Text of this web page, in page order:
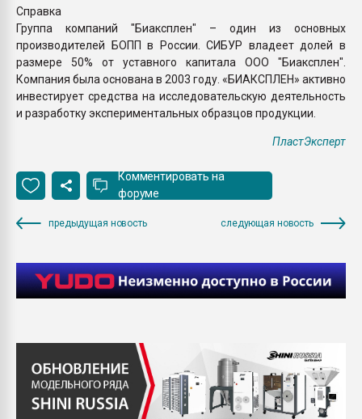
Справка
Группа компаний "Биаксплен" – один из основных
производителей БОПП в России. СИБУР владеет долей в
размере 50% от уставного капитала ООО "Биаксплен".
Компания была основана в 2003 году. «БИАКСПЛЕН» активно
инвестирует средства на исследовательскую деятельность
и разработку экспериментальных образцов продукции.
ПластЭксперт
Комментировать на
форуме
предыдущая новость следующая новость